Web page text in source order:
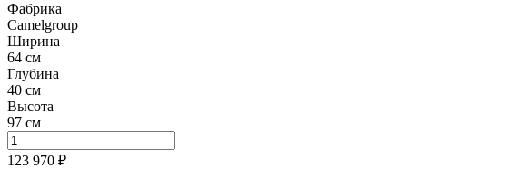
Фабрика
Camelgroup
Ширина
64 см
Глубина
40 см
Высота
97 см
123 970 ₽